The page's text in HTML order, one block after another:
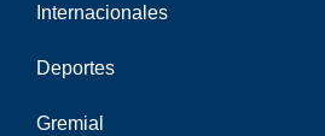
Internacionales
Deportes
Gremial